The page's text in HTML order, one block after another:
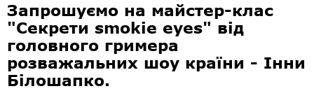
Запрошуємо на майстер-клас
"Секрети smokie eyes" від
головного гримера
розважальних шоу країни - Інни
Білошапко.